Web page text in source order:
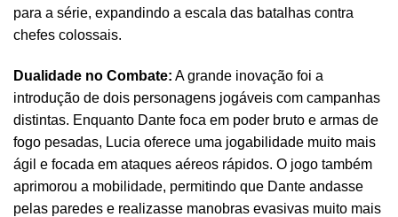
para a série, expandindo a escala das batalhas contra
chefes colossais.
Dualidade no Combate: A grande inovação foi a
introdução de dois personagens jogáveis com campanhas
distintas. Enquanto Dante foca em poder bruto e armas de
fogo pesadas, Lucia oferece uma jogabilidade muito mais
ágil e focada em ataques aéreos rápidos. O jogo também
aprimorou a mobilidade, permitindo que Dante andasse
pelas paredes e realizasse manobras evasivas muito mais